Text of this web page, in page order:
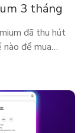
3 tháng
đã thu hút
để mua